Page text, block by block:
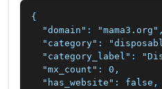
{
  "domain": "mama3.org",
"category":
"category_label":
  "mx_count": 0,
  "has_website": false,